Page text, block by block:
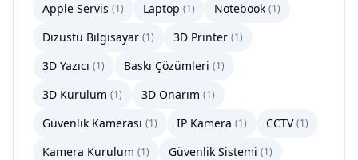
Apple Servis (1) Laptop (1) Notebook (1)
Dizüstü Bilgisayar (1) 3D Printer (1)
3D Yazıcı (1) Baskı Çözümleri (1)
3D Kurulum (1) 3D Onarım (1)
Güvenlik Kamerası (1) IP Kamera (1) CCTV (1)
Kamera Kurulum (1) Güvenlik Sistemi (1)